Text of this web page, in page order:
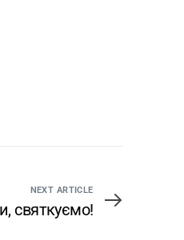
NEXT ARTICLE
святкуємо!